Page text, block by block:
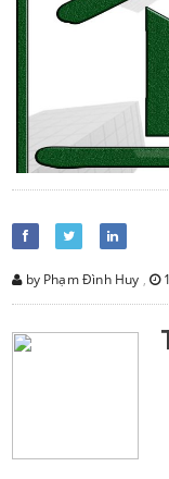
by Phạm Đình Huy ,